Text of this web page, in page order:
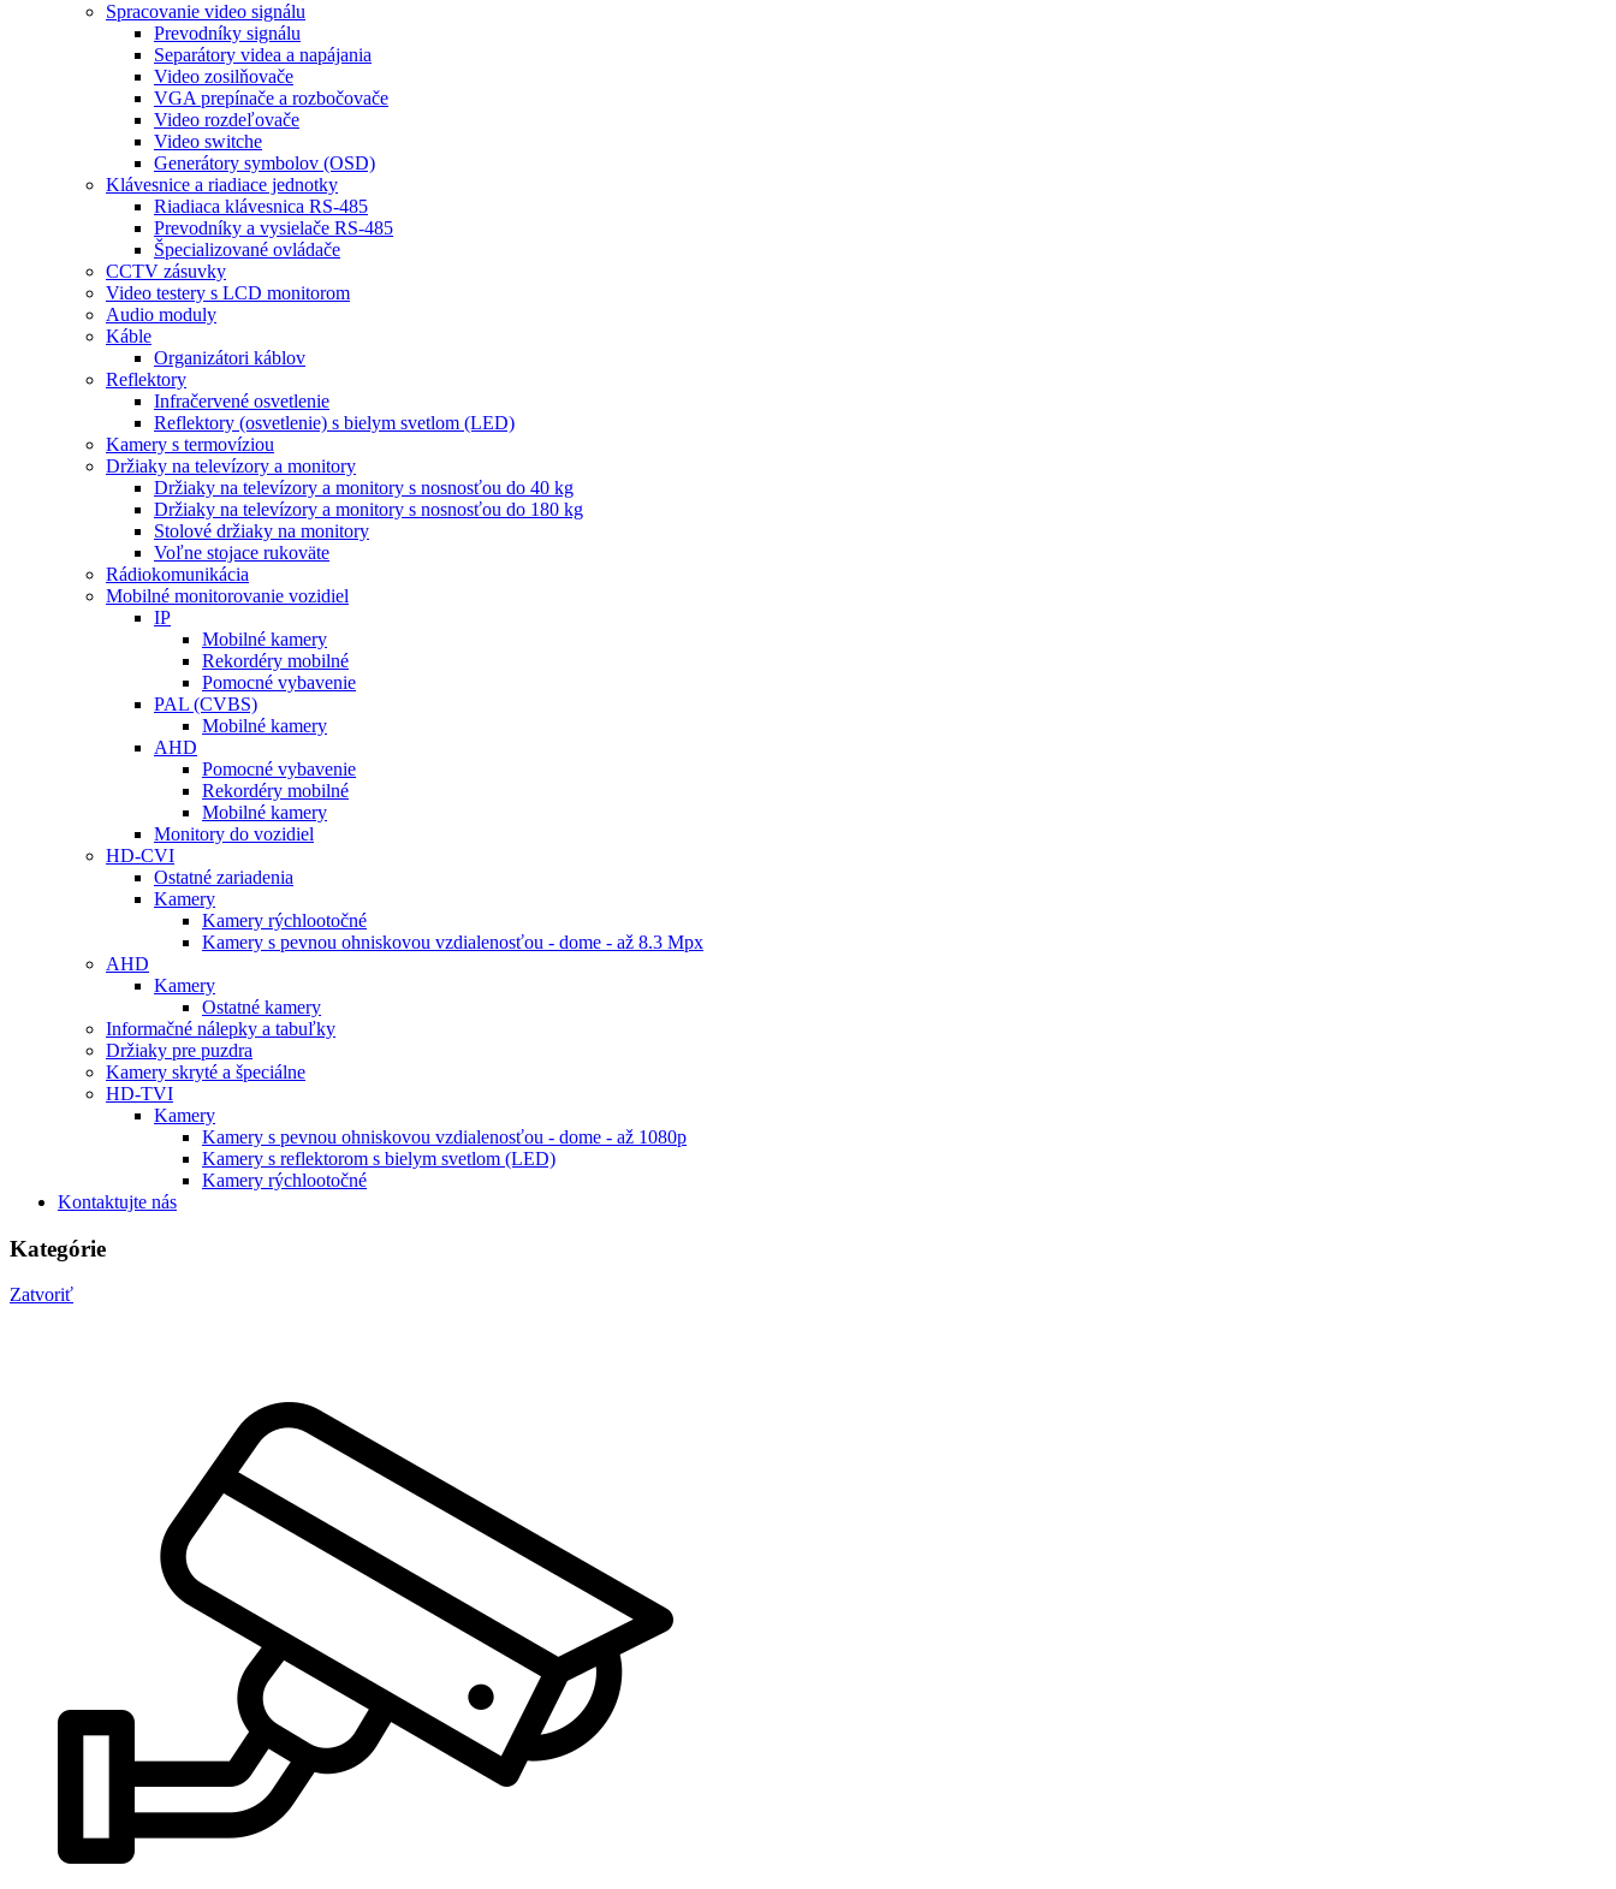
Spracovanie video signálu
Prevodníky signálu
Separátory videa a napájania
Video zosilňovače
VGA prepínače a rozbočovače
Video rozdeľovače
Video switche
Generátory symbolov (OSD)
Klávesnice a riadiace jednotky
Riadiaca klávesnica RS-485
Prevodníky a vysielače RS-485
Špecializované ovládače
CCTV zásuvky
Video testery s LCD monitorom
Audio moduly
Káble
Organizátori káblov
Reflektory
Infračervené osvetlenie
Reflektory (osvetlenie) s bielym svetlom (LED)
Kamery s termovíziou
Držiaky na televízory a monitory
Držiaky na televízory a monitory s nosnosťou do 40 kg
Držiaky na televízory a monitory s nosnosťou do 180 kg
Stolové držiaky na monitory
Voľne stojace rukoväte
Rádiokomunikácia
Mobilné monitorovanie vozidiel
IP
Mobilné kamery
Rekordéry mobilné
Pomocné vybavenie
PAL (CVBS)
Mobilné kamery
AHD
Pomocné vybavenie
Rekordéry mobilné
Mobilné kamery
Monitory do vozidiel
HD-CVI
Ostatné zariadenia
Kamery
Kamery rýchlootočné
Kamery s pevnou ohniskovou vzdialenosťou - dome - až 8.3 Mpx
AHD
Kamery
Ostatné kamery
Informačné nálepky a tabuľky
Držiaky pre puzdra
Kamery skryté a špeciálne
HD-TVI
Kamery
Kamery s pevnou ohniskovou vzdialenosťou - dome - až 1080p
Kamery s reflektorom s bielym svetlom (LED)
Kamery rýchlootočné
Kontaktujte nás
Kategórie
Zatvoriť